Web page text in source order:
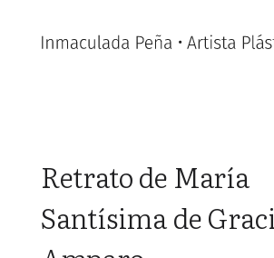
Retrato de María
Santísima de